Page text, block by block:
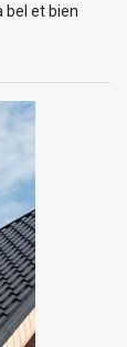
bel et bien